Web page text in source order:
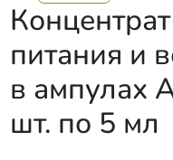
питания и
в ампулах
шт. по 5 мл